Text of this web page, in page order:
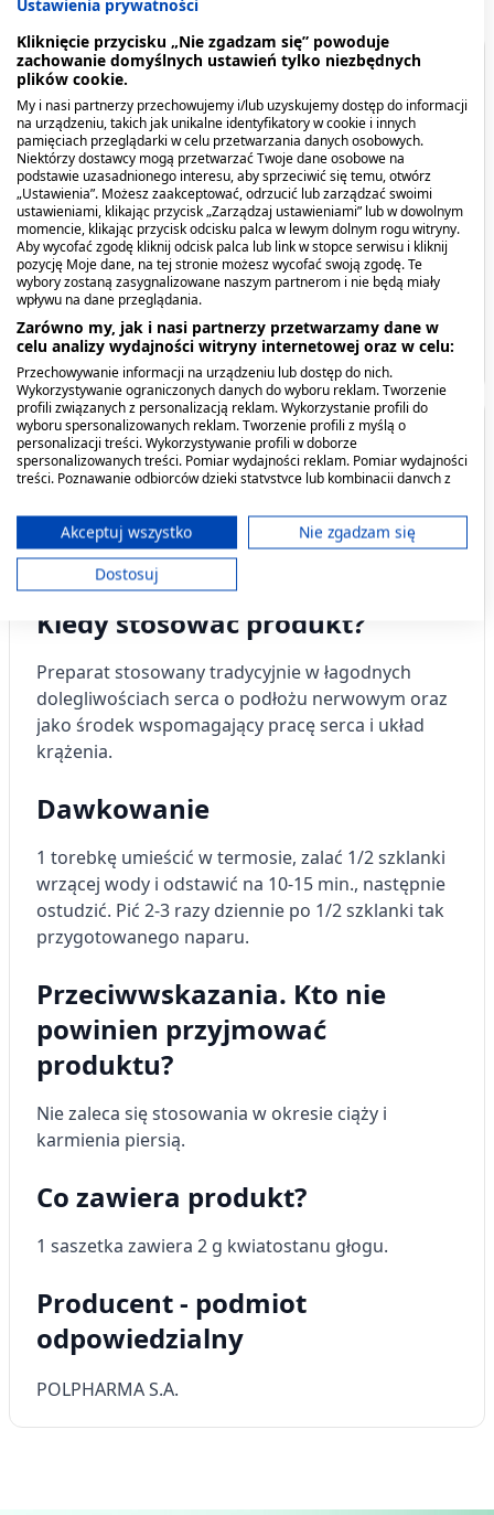
Fix Pokrzywa, 1,5 g, 30
szt. (Herbapol Lublin)
7,09 zł
Fix Rumianek, 1,5 g, 30
7,69 zł
Spis treści
Opis produktu
Kiedy stosować produkt?
Dawkowanie
Przeciwwskazania. Kto nie powinien
przyjmować produktu?
Pokaż więcej
Opis produktu
Preparat stosowany tradycyjnie w łagodnych
dolegliwościach serca o podłożu nerwowym oraz
jako środek wspomagający pracę serca i układ
krążenia.
Kiedy stosować produkt?
Preparat stosowany tradycyjnie w łagodnych
dolegliwościach serca o podłożu nerwowym oraz
jako środek wspomagający pracę serca i układ
krążenia.
Dawkowanie
1 torebkę umieścić w termosie, zalać 1/2 szklanki
wrzącej wody i odstawić na 10-15 min., następnie
ostudzić. Pić 2-3 razy dziennie po 1/2 szklanki tak
przygotowanego naparu.
Przeciwwskazania. Kto nie
powinien przyjmować
produktu?
Nie zaleca się stosowania w okresie ciąży i
karmienia piersią.
Co zawiera produkt?
1 saszetka zawiera 2 g kwiatostanu głogu.
Producent - podmiot
odpowiedzialny
POLPHARMA S.A.
Kliknięcie przycisku „Nie zgadzam się” powoduje
zachowanie domyślnych ustawień tylko niezbędnych
plików cookie.
My i nasi partnerzy przechowujemy i/lub uzyskujemy dostęp do informacji
na urządzeniu, takich jak unikalne identyfikatory w cookie i innych
pamięciach przeglądarki w celu przetwarzania danych osobowych.
Niektórzy dostawcy mogą przetwarzać Twoje dane osobowe na
podstawie uzasadnionego interesu, aby sprzeciwić się temu, otwórz
„Ustawienia”. Możesz zaakceptować, odrzucić lub zarządzać swoimi
ustawieniami, klikając przycisk „Zarządzaj ustawieniami” lub w dowolnym
momencie, klikając przycisk odcisku palca w lewym dolnym rogu witryny.
Aby wycofać zgodę kliknij odcisk palca lub link w stopce serwisu i kliknij
pozycję Moje dane, na tej stronie możesz wycofać swoją zgodę. Te
wybory zostaną zasygnalizowane naszym partnerom i nie będą miały
wpływu na dane przeglądania.
Zarówno my, jak i nasi partnerzy przetwarzamy dane w
celu analizy wydajności witryny internetowej oraz w celu:
Przechowywanie informacji na urządzeniu lub dostęp do nich.
Wykorzystywanie ograniczonych danych do wyboru reklam. Tworzenie
profili związanych z personalizacją reklam. Wykorzystanie profili do
wyboru spersonalizowanych reklam. Tworzenie profili z myślą o
personalizacji treści. Wykorzystywanie profili w doborze
spersonalizowanych treści. Pomiar wydajności reklam. Pomiar wydajności
treści. Poznawanie odbiorców dzięki statystyce lub kombinacji danych z
ograniczonych danych do wyboru treści.
Dane mogą być udostępniane poza Unię Europejską i wysyłane do USA.
Twoja zgoda i polityka cookie dotyczą wyłącznie tej witryny/aplikacji.
Wyświetl listę partnerów (11 dostawców IAB)
Cele przetwarzania IAB:
Przechowywanie informacji na urządzeniu
lub dostęp do nich
Wykorzystywanie ograniczonych danych do
wyboru reklam
Tworzenie profili w celu
spersonalizowanych reklam
Wykorzystanie profili do wyboru
spersonalizowanych reklam
Tworzenie profili w celu personalizacji treści
spersonalizowanych treści
Pomiar efektywności reklam
Pomiar efektywności treści
Rozumienie odbiorców dzięki statystyce lub
kombinacji danych z różnych źródeł
Rozwój i ulepszanie usług
Wykorzystywanie ograniczonych danych do
wyboru treści
Funkcje specjalne IAB:
Użycie dokładnych danych
geolokalizacyjnych
Identyfikowanie urządzeń na podstawie
Akceptuj wszystko
Nie zgadzam się
Dostosuj